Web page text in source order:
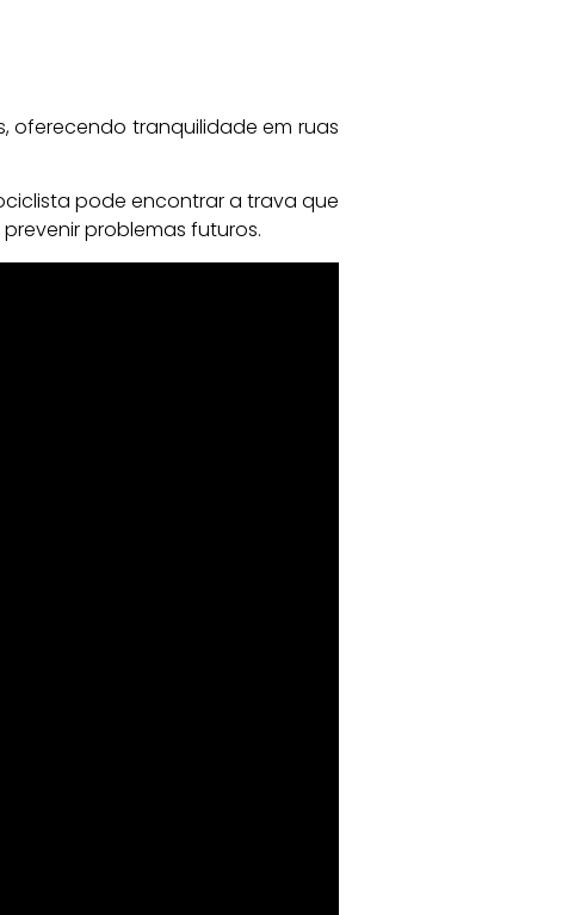
oferecendo tranquilidade em ruas
pode encontrar a trava que
problemas futuros.